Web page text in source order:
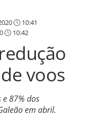
10:41
10:42
voos
e 87% dos
em abril.